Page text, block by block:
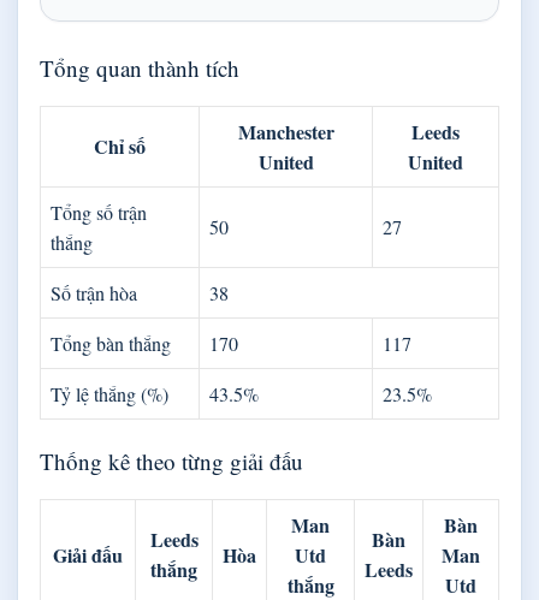
Tổng quan thành tích
Chỉ số
Manchester
United
Leeds
United
Tổng số trận
thắng
50 27
Số trận hòa
38
Tổng bàn thắng
170
117
Tỷ lệ thắng (%)
43.5% 23.5%
Thống kê theo từng giải đấu
Giải đấu
Leeds
thắng
Hòa
Man
Utd
thắng
Bàn
Leeds
Bàn
Man
Utd